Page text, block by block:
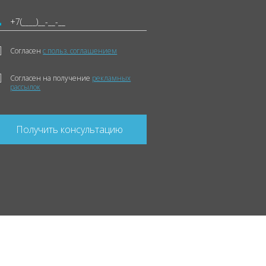
Согласенс польз. соглашением
Согласен на получение рекламных
рассылок
Получить консультацию